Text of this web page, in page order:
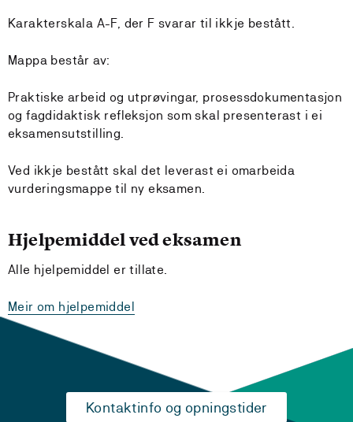
Karakterskala A-F, der F svarar til ikkje bestått.
Mappa består av:
Praktiske arbeid og utprøvingar, prosessdokumentasjon
og fagdidaktisk refleksjon som skal presenterast i ei
eksamensutstilling.
Ved ikkje bestått skal det leverast ei omarbeida
vurderingsmappe til ny eksamen.
Hjelpemiddel ved eksamen
Alle hjelpemiddel er tillate.
Meir om hjelpemiddel
Kontaktinfo og opningstider